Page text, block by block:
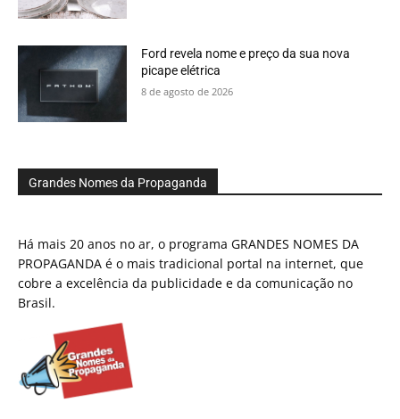
Ford revela nome e preço da sua nova
picape elétrica
8 de agosto de 2026
Grandes Nomes da Propaganda
Há mais 20 anos no ar, o programa GRANDES NOMES DA
PROPAGANDA é o mais tradicional portal na internet, que
cobre a excelência da publicidade e da comunicação no
Brasil.